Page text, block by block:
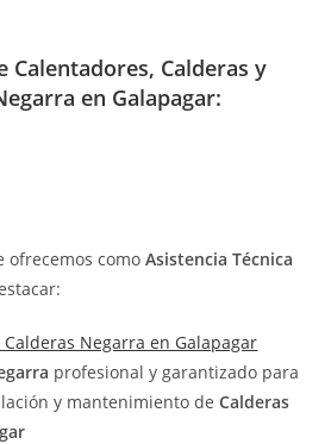
Calentadores, Calderas y
en Galapagar:
ofrecemos comoAsistencia Técnica
Negarra en Galapagar
profesional y garantizado para
y mantenimiento deCalderas